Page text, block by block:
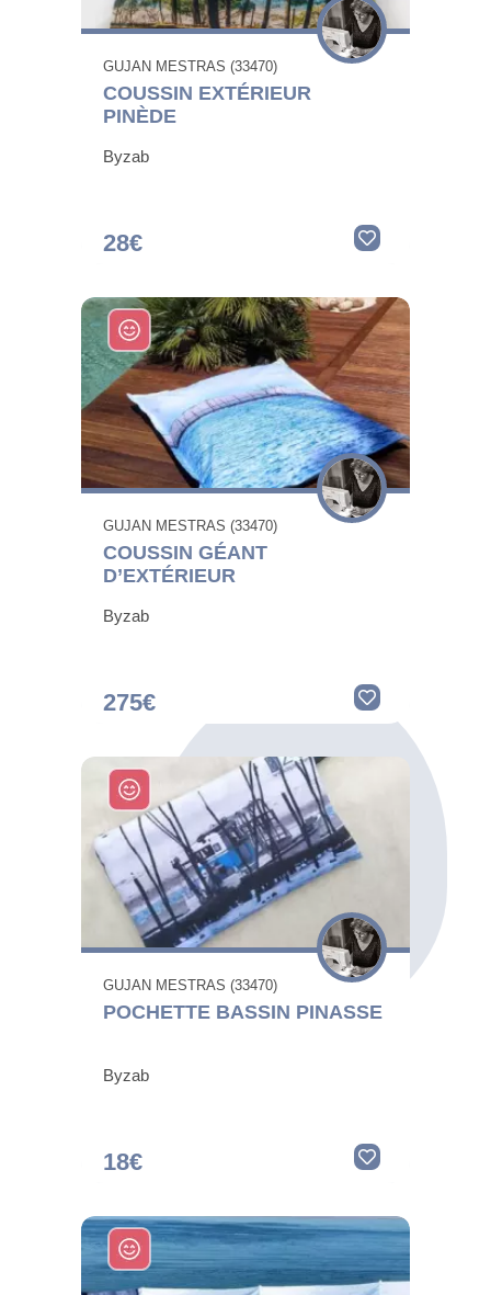
GUJAN MESTRAS (33470)
COUSSIN EXTÉRIEUR
PINÈDE
Byzab
28€
GUJAN MESTRAS (33470)
COUSSIN GÉANT
D’EXTÉRIEUR
Byzab
275€
GUJAN MESTRAS (33470)
POCHETTE BASSIN PINASSE
Byzab
18€